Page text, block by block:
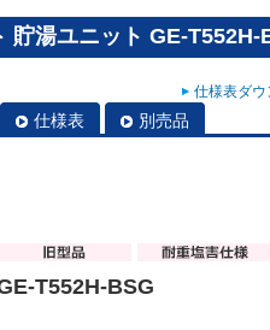
貯湯ユニット GE-T552H-
仕様表ダ
仕様表 別売品
T552H-BSG